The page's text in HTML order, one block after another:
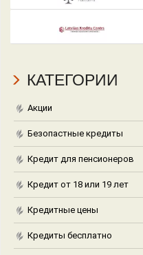
КАТЕГОРИИ
Акции
Безопастные кредиты
Кредит для пенсионеров
Кредит от 18 или 19 лет
Кредитные цены
Кредиты бесплатно